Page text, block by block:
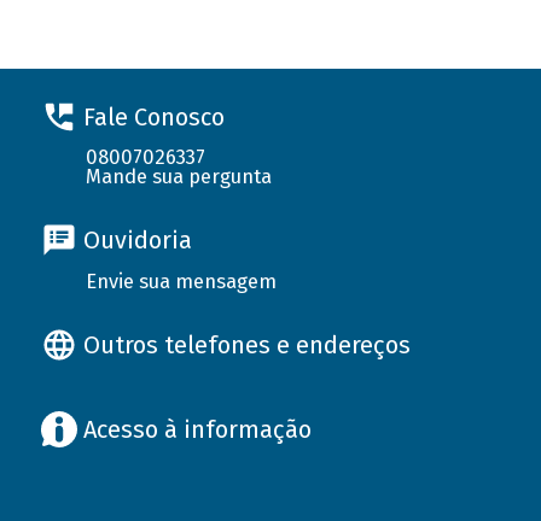
Fale Conosco
08007026337
Mande sua pergunta
Ouvidoria
Envie sua mensagem
Outros telefones e endereços
Acesso à informação